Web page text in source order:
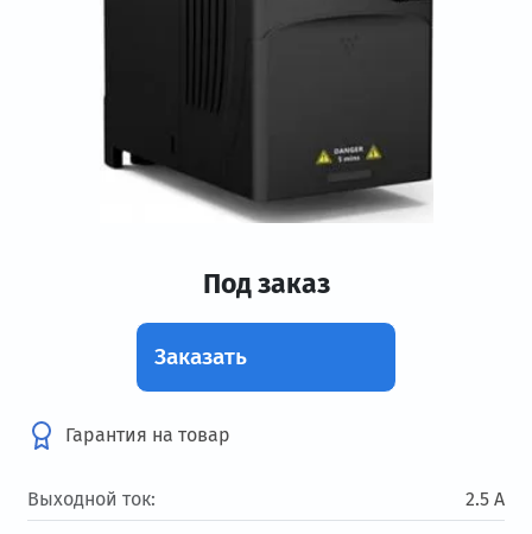
Под заказ
Заказать
Гарантия на товар
Выходной ток: 2.5 А